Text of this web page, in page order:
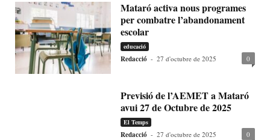
Mataró activa nous programes
per combatre l’abandonament
escolar
educació
Redacció - 27 d'octubre de 2025 0
Previsió de l’AEMET a Mataró
avui 27 de Octubre de 2025
El Temps
Redacció - 27 d'octubre de 2025 0